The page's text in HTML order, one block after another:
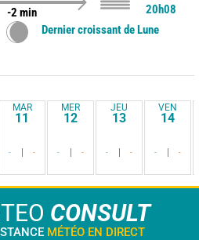
-2 min
20h08
Dernier croissant de Lune
MAR
11
- -
MER
12
- -
JEU
13
- -
VEN
14
- -
CONSULT
MÉTÉO EN DIRECT